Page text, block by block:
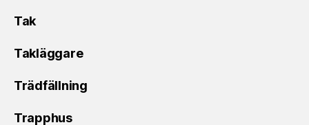
Tak
Takläggare
Trädfällning
Trapphus